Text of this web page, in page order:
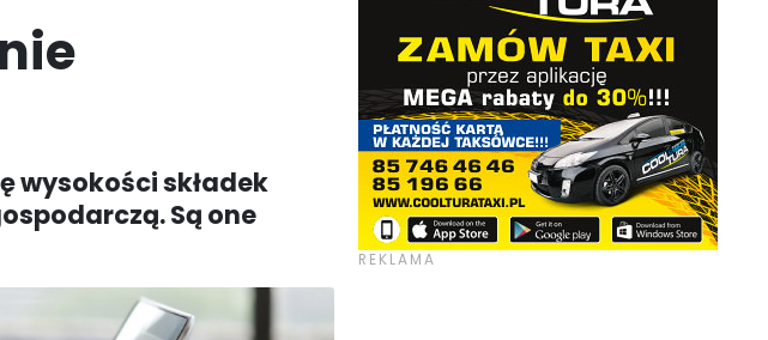
wysokości składek
Są one